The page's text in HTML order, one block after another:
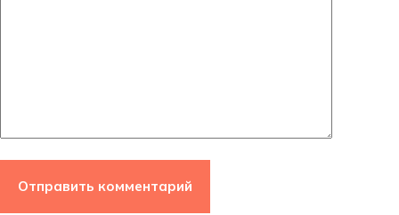
Отправить комментарий